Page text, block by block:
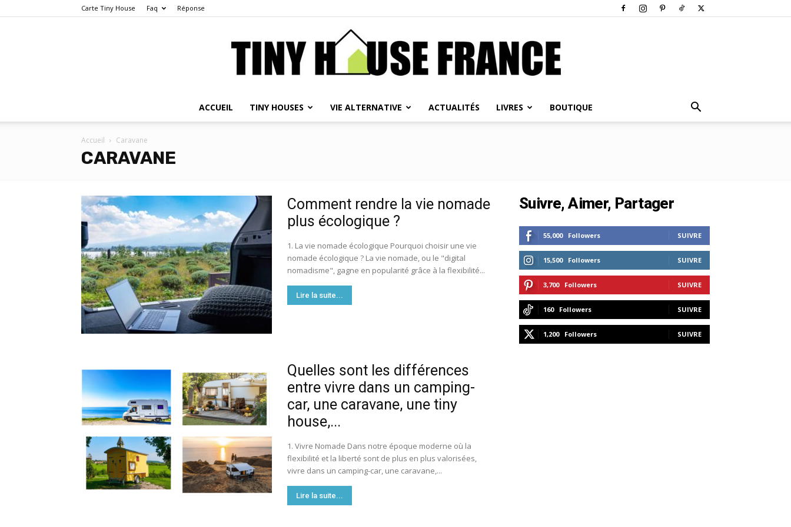
Carte Tiny House Faq Réponse
Tiny
House
France
ACCUEIL TINY HOUSES VIE ALTERNATIVE ACTUALITÉS LIVRES BOUTIQUE
Accueil Caravane
CARAVANE
Comment rendre la vie nomade
plus écologique ?
1. La vie nomade écologique Pourquoi choisir une vie
nomade écologique ? La vie nomade, ou le "digital
nomadisme", gagne en popularité grâce à la flexibilité...
Lire la suite...
Quelles sont les différences
entre vivre dans un camping-
car, une caravane, une tiny
house,...
1. Vivre Nomade Dans notre époque moderne où la
flexibilité et la liberté sont de plus en plus valorisées,
vivre dans un camping-car, une caravane,...
Lire la suite...
Suivre, Aimer, Partager
55,000 Followers SUIVRE
15,500 Followers SUIVRE
3,700 Followers SUIVRE
160 Followers SUIVRE
1,200 Followers SUIVRE